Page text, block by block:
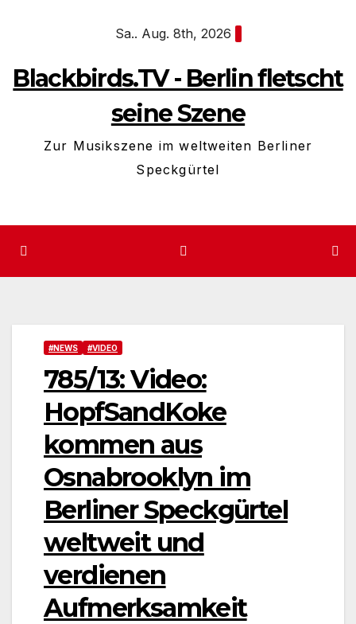
Sa.. Aug. 8th, 2026
Blackbirds.TV - Berlin fletscht
seine Szene
Zur Musikszene im weltweiten Berliner
Speckgürtel
#NEWS #VIDEO
785/13: Video:
HopfSandKoke
kommen aus
Osnabrooklyn im
Berliner Speckgürtel
weltweit und
verdienen
Aufmerksamkeit